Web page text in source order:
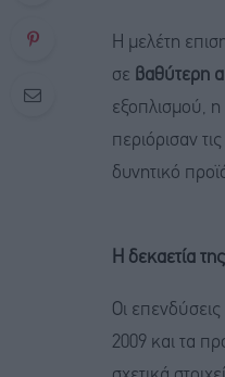
Η μελέτη
σε βαθύτερη
εξοπλισμού,
περιόρισαν
δυνητικό
Η δεκαετία
Οι
2009 και τα